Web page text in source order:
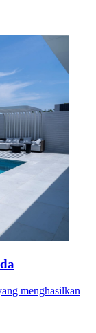
menghasilkan